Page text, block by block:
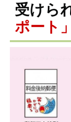
受けら
ポート」